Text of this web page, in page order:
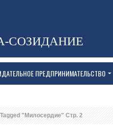
СОЗИДАНИЕ
ПРЕДПРИНИМАТЕЛЬСТВО
"Милосердие" Стр. 2